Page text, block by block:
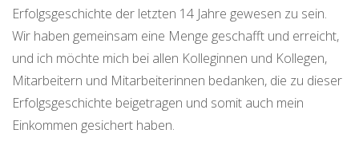
Erfolgsgeschichte der letzten 14 Jahre gewesen zu sein.
Wir haben gemeinsam eine Menge geschafft und erreicht,
und ich möchte mich bei allen Kolleginnen und Kollegen,
Mitarbeitern und Mitarbeiterinnen bedanken, die zu dieser
Erfolgsgeschichte beigetragen und somit auch mein
Einkommen gesichert haben.